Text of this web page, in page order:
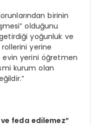
birinin
olduğunu
yoğunluk ve
rollerini yerine
evin yerini öğretmen
kurum olan
feda edilemez”